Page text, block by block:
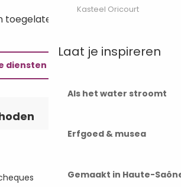
Kasteel Oricourt
Laat je inspireren
Als het water stroomt
Erfgoed & musea
Gemaakt in Haute-
toegelaten
diensten